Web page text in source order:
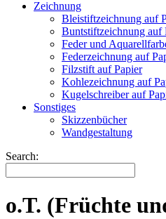
Zeichnung
Bleistiftzeichnung auf
Buntstiftzeichnung auf
Feder und
Federzeichnung auf
Filzstift auf Papier
Kohlezeichnung auf
Kugelschreiber auf
Sonstiges
Skizzenbücher
Wandgestaltung
Search:
o.T. (Früchte